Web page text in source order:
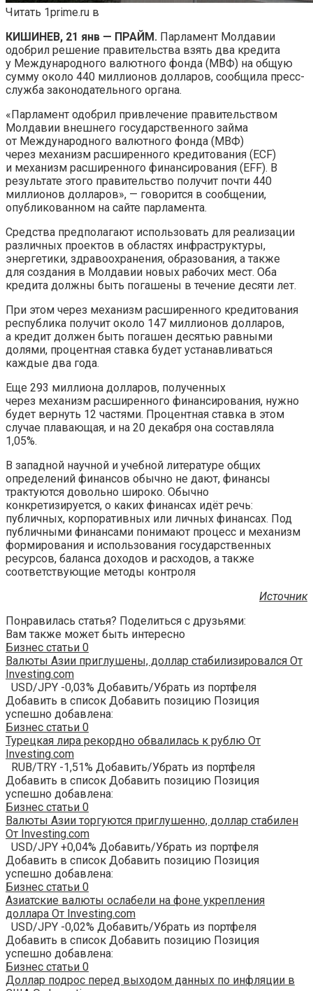
Читать 1prime.ru в
КИШИНЕВ, 21 янв — ПРАЙМ. Парламент Молдавии
одобрил решение правительства взять два кредита
у Международного валютного фонда (МВФ) на общую
сумму около 440 миллионов долларов, сообщила пресс-
служба законодательного органа.
«Парламент одобрил привлечение правительством
Молдавии внешнего государственного займа
от Международного валютного фонда (МВФ)
через механизм расширенного кредитования (ECF)
и механизм расширенного финансирования (EFF). В
результате этого правительство получит почти 440
миллионов долларов», — говорится в сообщении,
опубликованном на сайте парламента.
Средства предполагают использовать для реализации
различных проектов в областях инфраструктуры,
энергетики, здравоохранения, образования, а также
для создания в Молдавии новых рабочих мест. Оба
кредита должны быть погашены в течение десяти лет.
При этом через механизм расширенного кредитования
республика получит около 147 миллионов долларов,
а кредит должен быть погашен десятью равными
долями, процентная ставка будет устанавливаться
каждые два года.
Еще 293 миллиона долларов, полученных
через механизм расширенного финансирования, нужно
будет вернуть 12 частями. Процентная ставка в этом
случае плавающая, и на 20 декабря она составляла
1,05%.
В западной научной и учебной литературе общих
определений финансов обычно не дают, финансы
трактуются довольно широко. Обычно
конкретизируется, о каких финансах идёт речь:
публичных, корпоративных или личных финансах. Под
публичными финансами понимают процесс и механизм
формирования и использования государственных
ресурсов, баланса доходов и расходов, а также
соответствующие методы контроля
Источник
Понравилась статья? Поделиться с друзьями:
Вам также может быть интересно
Бизнес статьи 0
Валюты Азии приглушены, доллар стабилизировался От
Investing.com
USD/JPY -0,03% Добавить/Убрать из портфеля
Добавить в список Добавить позицию Позиция
успешно добавлена:
Бизнес статьи 0
Турецкая лира рекордно обвалилась к рублю От
Investing.com
RUB/TRY -1,51% Добавить/Убрать из портфеля
Добавить в список Добавить позицию Позиция
успешно добавлена:
Бизнес статьи 0
Валюты Азии торгуются приглушенно, доллар стабилен
От Investing.com
USD/JPY +0,04% Добавить/Убрать из портфеля
Добавить в список Добавить позицию Позиция
успешно добавлена:
Бизнес статьи 0
Азиатские валюты ослабели на фоне укрепления
доллара От Investing.com
USD/JPY -0,02% Добавить/Убрать из портфеля
Добавить в список Добавить позицию Позиция
успешно добавлена:
Бизнес статьи 0
Доллар подрос перед выходом данных по инфляции в